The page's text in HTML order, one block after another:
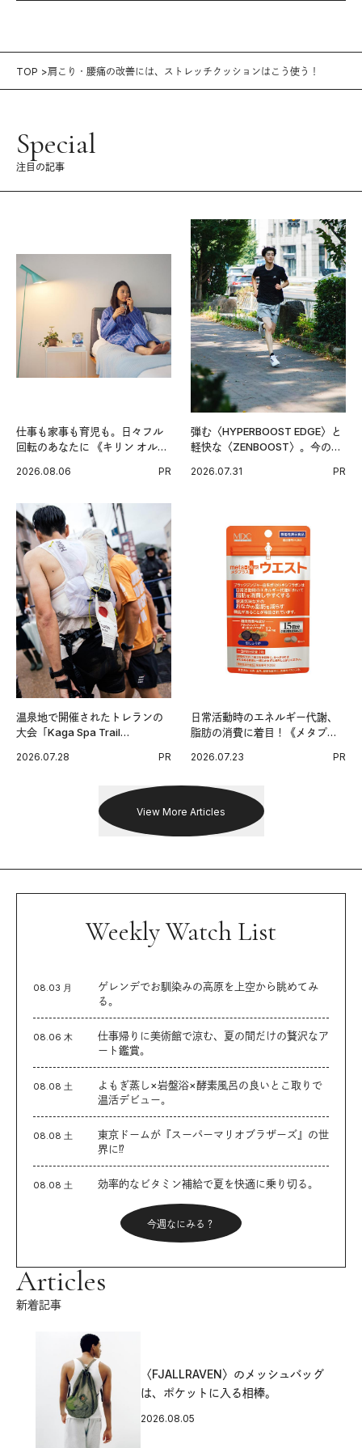
TOP 肩こり・腰痛の改善には、ストレッチクッションはこう使う！
Special
注目の記事
仕事も家事も育児も。日々フル
回転のあなたに 《キリン オルニ
2026.08.06 PR
弾む〈HYPERBOOST EDGE〉と
軽快な〈ZENBOOST〉。今の時
出した新機軸。
2026.07.31 PR
温泉地で開催されたトレランの
大会「Kaga Spa Trail
戦を夢見るランナーたちの奮闘
2026.07.28 PR
日常活動時のエネルギー代謝、
脂肪の消費に着目！《メタプラ
習慣。
2026.07.23 PR
View More Articles
Weekly Watch List
08.03 月
ゲレンデでお馴染みの高原を上空から眺めてみ
る。
08.06 木
仕事帰りに美術館で涼む、夏の間だけの贅沢なア
ート鑑賞。
08.08 土
よもぎ蒸し×岩盤浴×酵素風呂の良いとこ取りで
温活デビュー。
08.08 土
東京ドームが『スーパーマリオブラザーズ』の世
界に⁉︎
08.08 土 効率的なビタミン補給で夏を快適に乗り切る。
今週なにみる？
Articles
新着記事
〈FJALLRAVEN〉のメッシュバッグ
は、ポケットに入る相棒。
2026.08.05